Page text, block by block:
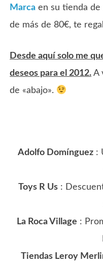
Marca en su tienda de
de más de 80€, te
Desde aquí solo me
deseos para el 2012. A
de «abajo».
Adolfo Domínguez:
Toys R Us :
La Roca Village :
Tiendas Leroy